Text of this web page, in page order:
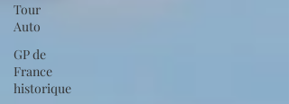
Tour
Auto
GP de
France
historique